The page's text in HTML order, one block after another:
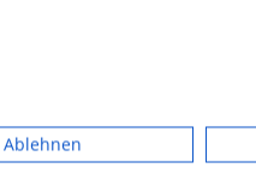
Ablehnen